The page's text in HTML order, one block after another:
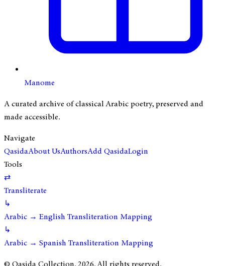
Manome
A curated archive of classical Arabic poetry, preserved and
made accessible.
Navigate
QasidaAbout UsAuthorsAdd QasidaLogin
Tools
⇄
Transliterate
↳
Arabic → English Transliteration Mapping
↳
Arabic → Spanish Transliteration Mapping